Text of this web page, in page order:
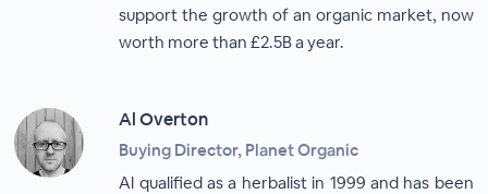
support the growth of an organic market, now
worth more than £2.5B a year.
Al Overton
Buying Director, Planet Organic
Al qualified as a herbalist in 1999 and has been